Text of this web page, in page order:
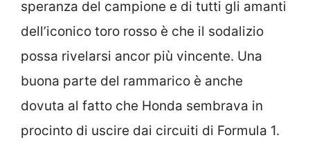
speranza del campione e di tutti gli amanti
dell’iconico toro rosso è che il sodalizio
possa rivelarsi ancor più vincente. Una
buona parte del rammarico è anche
dovuta al fatto che Honda sembrava in
procinto di uscire dai circuiti di Formula 1.